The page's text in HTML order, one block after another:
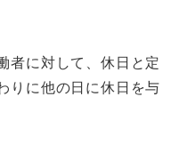
者に対して、休日と定
りに他の日に休日を与